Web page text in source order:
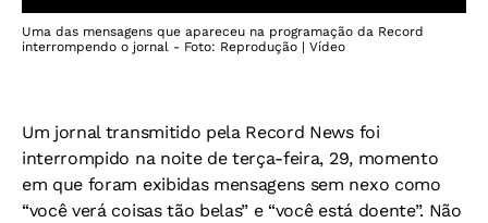
Uma das mensagens que apareceu na programação da Record
interrompendo o jornal - Foto: Reprodução | Vídeo
Um jornal transmitido pela Record News foi
interrompido na noite de terça-feira, 29, momento
em que foram exibidas mensagens sem nexo como
“você verá coisas tão belas” e “você está doente”. Não